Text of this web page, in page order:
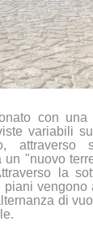
con una
variabili
attraverso
"nuovo
la
vengono
di